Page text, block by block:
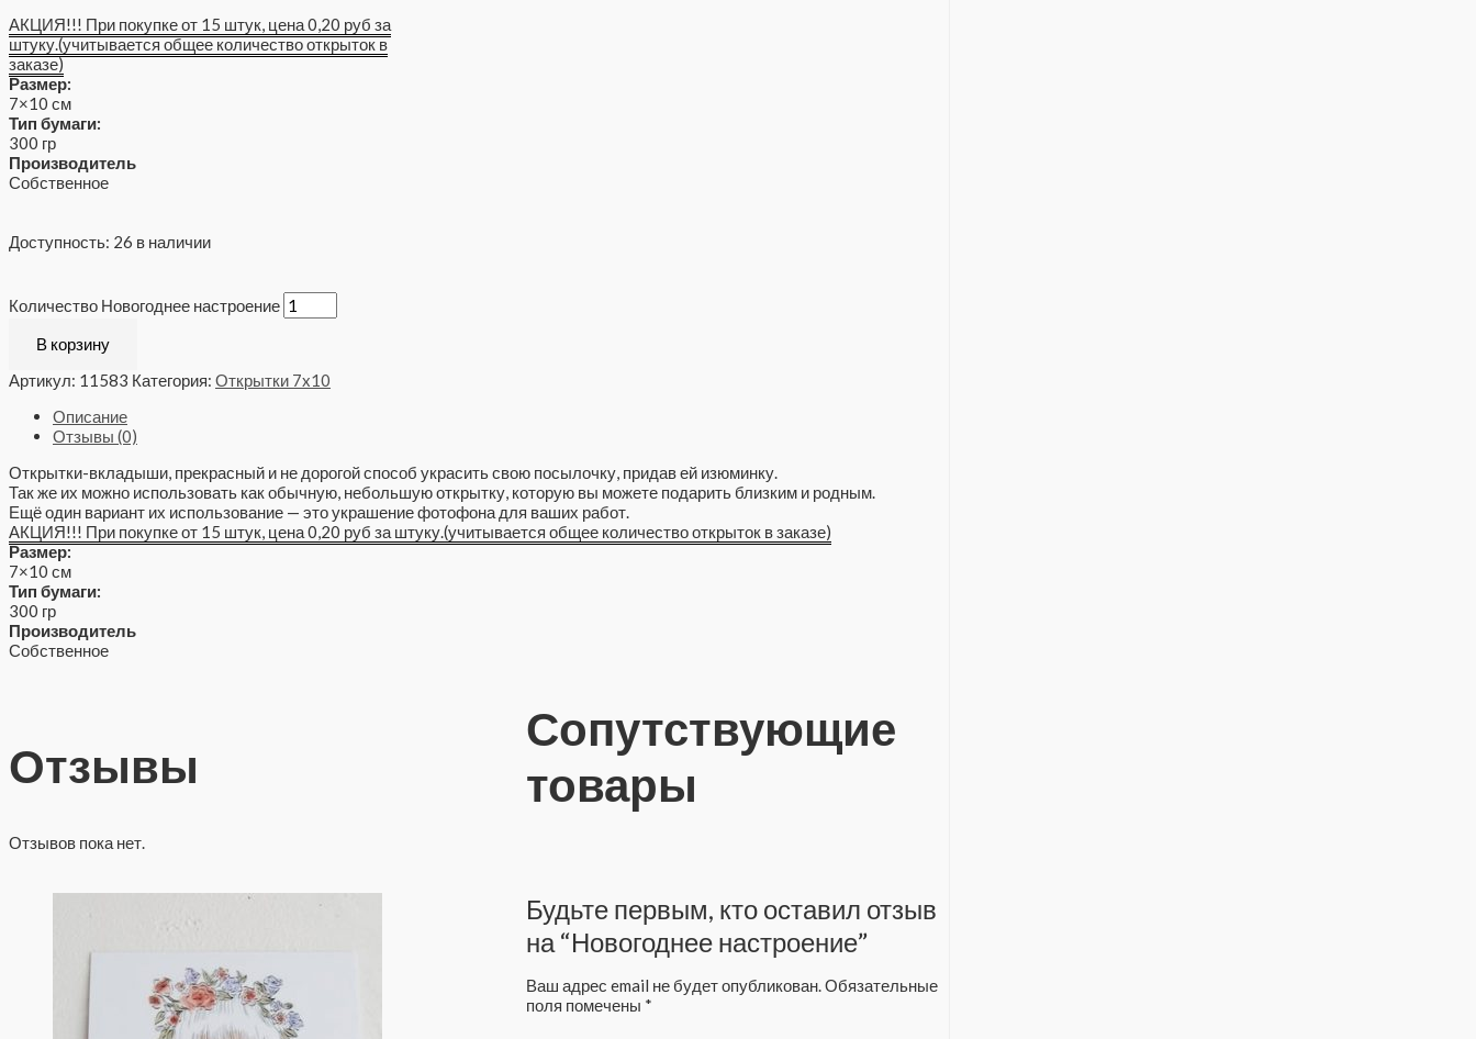
АКЦИЯ!!! При покупке от 15 штук, цена 0,20 руб за
штуку.(учитывается общее количество открыток в
заказе)
Размер:
7×10 см
Тип бумаги:
300 гр
Производитель
Собственное
Доступность: 26 в наличии
Количество Новогоднее настроение
В корзину
Артикул: 11583 Категория: Открытки 7x10
Описание
Отзывы (0)
Открытки-вкладыши, прекрасный и не дорогой способ украсить свою посылочку, придав ей изюминку.
Так же их можно использовать как обычную, небольшую открытку, которую вы можете подарить близким и родным.
Ещё один вариант их использование — это украшение фотофона для ваших работ.
АКЦИЯ!!! При покупке от 15 штук, цена 0,20 руб за штуку.(учитывается общее количество открыток в заказе)
Размер:
7×10 см
Тип бумаги:
300 гр
Производитель
Собственное
Отзывы
Отзывов пока нет.
Будьте первым, кто оставил отзыв
на “Новогоднее настроение”
Ваш адрес email не будет опубликован.Обязательные
поля помечены *
Сопутствующие
товары